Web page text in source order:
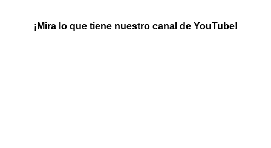
¡Mira lo que tiene nuestro canal de YouTube!